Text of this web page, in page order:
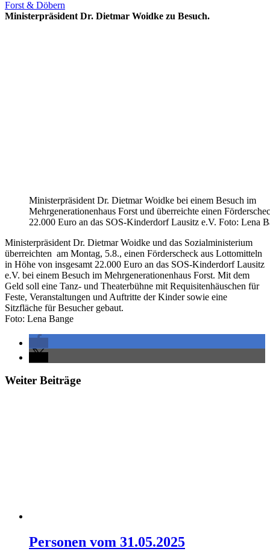
Forst & Döbern
Ministerpräsident Dr. Dietmar Woidke zu Besuch.
Ministerpräsident Dr. Dietmar Woidke bei einem Besuch im
Mehrgenerationenhaus Forst und überreichte einen
22.000 Euro an das SOS-Kinderdorf Lausitz e.V. Foto: Lena
Ministerpräsident Dr. Dietmar Woidke und das Sozialministerium
überreichten am Montag, 5.8., einen Förderscheck aus Lottomitteln
in Höhe von insgesamt 22.000 Euro an das SOS-Kinderdorf Lausitz
e.V. bei einem Besuch im Mehrgenerationenhaus Forst. Mit dem
Geld soll eine Tanz- und Theaterbühne mit Requisitenhäuschen für
Feste, Veranstaltungen und Auftritte der Kinder sowie eine
Sitzfläche für Besucher gebaut.
Foto: Lena Bange
Weiter Beiträge
Personen vom 31.05.2025